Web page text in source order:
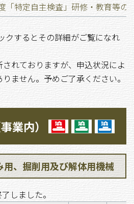
「特定自主検査」研修・教育等
クするとその詳細がご覧になれ
れておりますが、申込状況によ
ません。予めご了承ください。
業内）
、掘削用及び解体用機械
しました。